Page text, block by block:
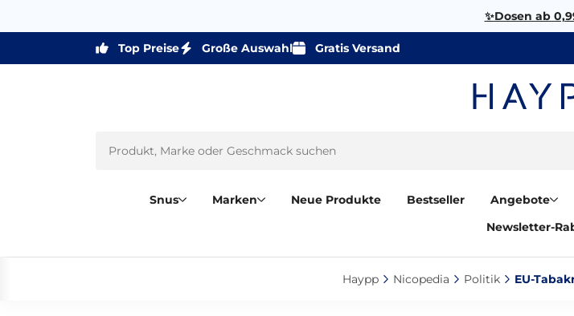
✨Dosen ab
Top Preise Große Auswahl Gratis Versand
Snus Marken Neue Produkte Bestseller Angebote
Newsletter-
Haypp‎ Nicopedia‎ Politik‎ EU-